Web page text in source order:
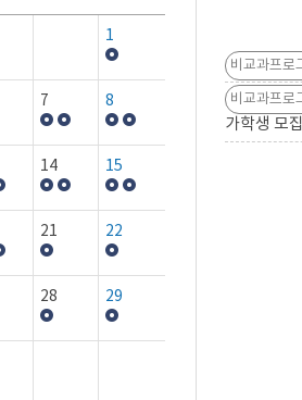
갤러리
1
7 8
14 15
21 22
28 29
비교과프로
비교과프로
가학생 모집